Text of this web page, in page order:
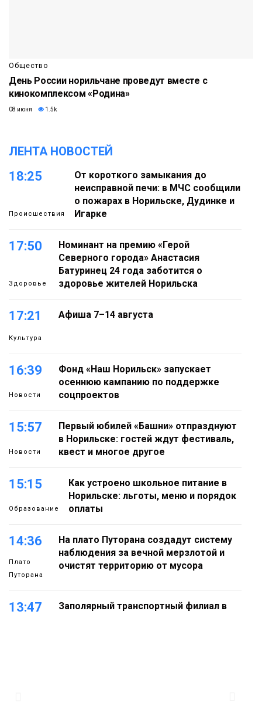
Общество
День России норильчане проведут вместе с
кинокомплексом «Родина»
08 июня 1.5k
ЛЕНТА НОВОСТЕЙ
18:25
Происшествия
От короткого замыкания до
неисправной печи: в МЧС сообщили
о пожарах в Норильске, Дудинке и
Игарке
17:50
Здоровье
Номинант на премию «Герой
Северного города» Анастасия
Батуринец 24 года заботится о
здоровье жителей Норильска
17:21
Культура
Афиша 7–14 августа
16:39
Новости
Фонд «Наш Норильск» запускает
осеннюю кампанию по поддержке
соцпроектов
15:57
Новости
Первый юбилей «Башни» отпразднуют
в Норильске: гостей ждут фестиваль,
квест и многое другое
15:15
Образование
Как устроено школьное питание в
Норильске: льготы, меню и порядок
оплаты
14:36
Плато
Путорана
На плато Путорана создадут систему
наблюдения за вечной мерзлотой и
очистят территорию от мусора
13:47
Заполярный транспортный филиал в